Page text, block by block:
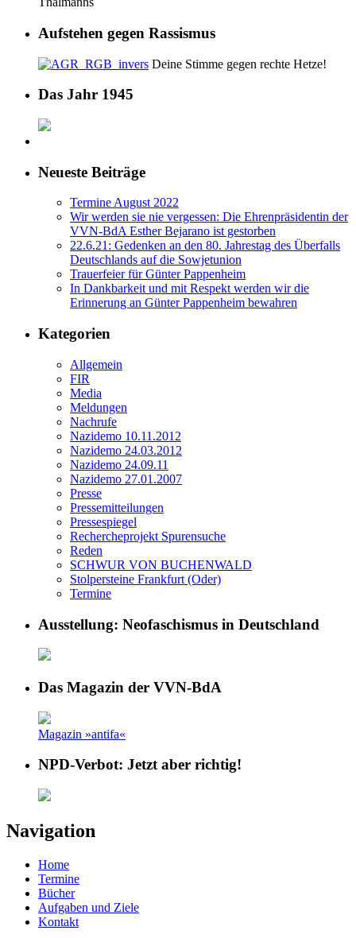
Aufstehen gegen Rassismus
Deine Stimme gegen rechte Hetze!
Das Jahr 1945
Neueste Beiträge
Termine August 2022
Wir werden sie nie vergessen: Die Ehrenpräsidentin der
VVN-BdA Esther Bejarano ist gestorben
22.6.21: Gedenken an den 80. Jahrestag des Überfalls
Deutschlands auf die Sowjetunion
Trauerfeier für Günter Pappenheim
In Dankbarkeit und mit Respekt werden wir die
Erinnerung an Günter Pappenheim bewahren
Kategorien
Allgemein
FIR
Media
Meldungen
Nachrufe
Nazidemo 10.11.2012
Nazidemo 24.03.2012
Nazidemo 24.09.11
Nazidemo 27.01.2007
Presse
Pressemitteilungen
Pressespiegel
Rechercheprojekt Spurensuche
Reden
SCHWUR VON BUCHENWALD
Stolpersteine Frankfurt (Oder)
Termine
Ausstellung: Neofaschismus in Deutschland
Das Magazin der VVN-BdA
Magazin »antifa«
NPD-Verbot: Jetzt aber richtig!
Navigation
Home
Termine
Bücher
Aufgaben und Ziele
Kontakt